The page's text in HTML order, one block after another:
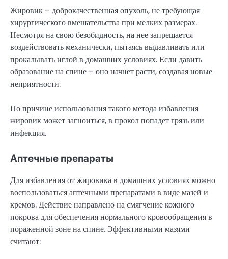
Жировик – доброкачественная опухоль, не требующая
хирургического вмешательства при мелких размерах.
Несмотря на свою безобидность, на нее запрещается
воздействовать механически, пытаясь выдавливать или
прокалывать иглой в домашних условиях. Если давить
образование на спине – оно начнет расти, создавая новые
неприятности.
По причине использования такого метода избавления
жировик может загноиться, в прокол попадет грязь или
инфекция.
Аптечные препараты
Для избавления от жировика в домашних условиях можно
воспользоваться аптечными препаратами в виде мазей и
кремов. Действие направлено на смягчение кожного
покрова для обеспечения нормального кровообращения в
пораженной зоне на спине. Эффективными мазями
считают: